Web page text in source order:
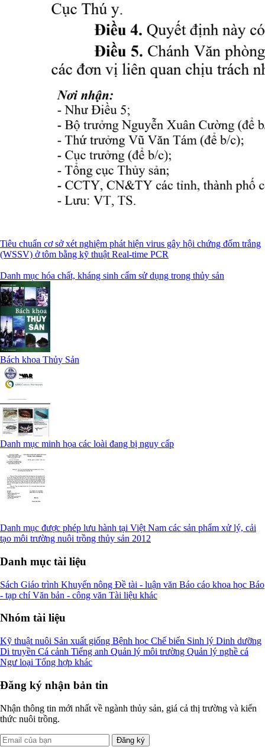
Tiêu chuẩn cơ sở xét nghiệm phát hiện virus gây hội chứng đốm trắng
(WSSV) ở tôm bằng kỹ thuật Real-time PCR
Danh mục hóa chất, kháng sinh cấm sử dụng trong thủy sản
Bách khoa Thủy Sản
Danh mục minh họa các loài đang bị nguy cấp
Danh mục được phép lưu hành tại Việt Nam các sản phẩm xử lý, cải
tạo môi trường nuôi trồng thủy sản 2012
Danh mục tài liệu
Sách Giáo trình Khuyến nông Đề tài - luận văn Báo cáo khoa học Báo
- tạp chíVăn bản - công văn Tài liệu khác
Nhóm tài liệu
Kỹ thuật nuôi Sản xuất giống Bệnh học Chế biến Sinh lý Dinh dưỡng
Di truyền Cá cảnh Tiếng anh Quản lý môi trường Quản lý nghề cá
Ngư loại Tổng hợp khác
Đăng ký nhận bản tin
Nhận thông tin mới nhất về ngành thủy sản, giá cả thị trường và kiến
thức nuôi trồng.
Đăng ký